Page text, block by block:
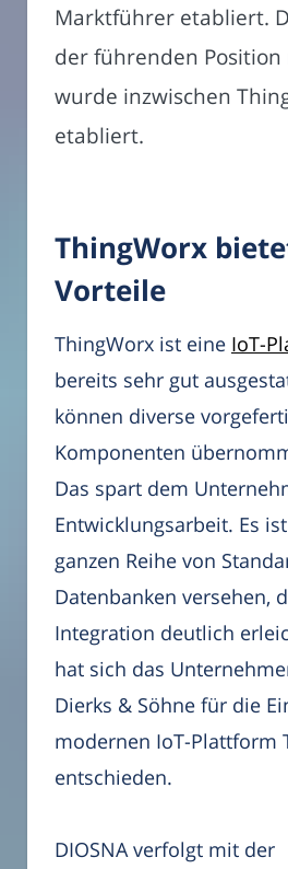
Marktführer etabliert.
der führenden
wurde inzwischen
etabliert.
ThingWorx
Vorteile
ThingWorx ist eine IoT-
bereits sehr gut
können diverse
Komponenten
Das spart dem
Entwicklungsarbeit. Es
ganzen Reihe von
Datenbanken versehen,
Integration deutlich
hat sich das
Dierks & Söhne für die
modernen IoT-Plattform
entschieden.
DIOSNA verfolgt mit der